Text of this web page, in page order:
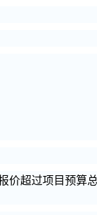
价超过项目预算